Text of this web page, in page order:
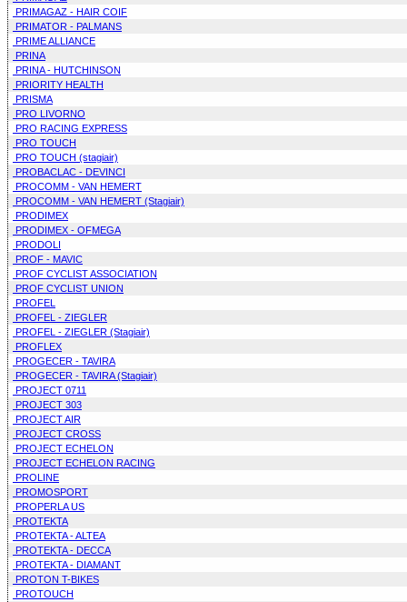
PRIMAGAZ - HAIR COIF
PRIMATOR - PALMANS
PRIME ALLIANCE
PRINA
PRINA - HUTCHINSON
PRIORITY HEALTH
PRISMA
PRO LIVORNO
PRO RACING EXPRESS
PRO TOUCH
PRO TOUCH (stagiair)
PROBACLAC - DEVINCI
PROCOMM - VAN HEMERT
PROCOMM - VAN HEMERT (Stagiair)
PRODIMEX
PRODIMEX - OFMEGA
PRODOLI
PROF - MAVIC
PROF CYCLIST ASSOCIATION
PROF CYCLIST UNION
PROFEL
PROFEL - ZIEGLER
PROFEL - ZIEGLER (Stagiair)
PROFLEX
PROGECER - TAVIRA
PROGECER - TAVIRA (Stagiair)
PROJECT 0711
PROJECT 303
PROJECT AIR
PROJECT CROSS
PROJECT ECHELON
PROJECT ECHELON RACING
PROLINE
PROMOSPORT
PROPERLA US
PROTEKTA
PROTEKTA - ALTEA
PROTEKTA - DECCA
PROTEKTA - DIAMANT
PROTON T-BIKES
PROTOUCH